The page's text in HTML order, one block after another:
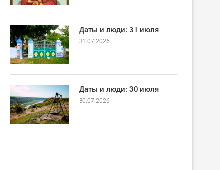
Даты и люди: 31 июля
31.07.2026
Даты и люди: 30 июля
30.07.2026